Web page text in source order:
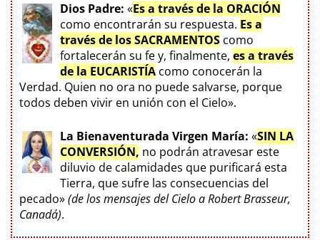
Dios Padre: «Es a través de la ORACIÓN
como encontrarán su respuesta. Es a
través de los SACRAMENTOS como
fortalecerán su fe y, finalmente, es a través
de la EUCARISTÍA como conocerán la
Verdad. Quien no ora no puede salvarse, porque
todos deben vivir en unión con el Cielo».
La Bienaventurada Virgen María: «SIN LA
CONVERSIÓN, no podrán atravesar este
diluvio de calamidades que purificará esta
Tierra, que sufre las consecuencias del
pecado»(de los mensajes del Cielo a Robert Brasseur,
Canadá).